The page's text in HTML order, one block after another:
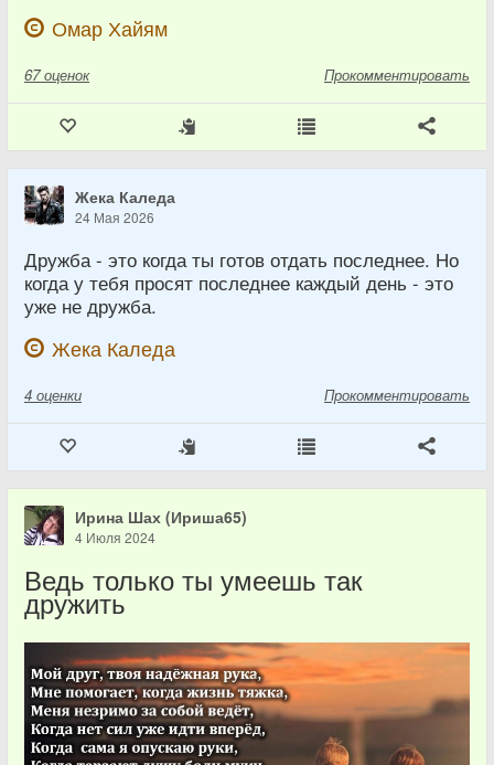
Омар Хайям
67 оценок Прокомментировать
Жека Каледа
24 Мая 2026
Дружба - это когда ты готов отдать последнее. Но
когда у тебя просят последнее каждый день - это
уже не дружба.
Жека Каледа
4 оценки Прокомментировать
Ирина Шах (Ириша65)
4 Июля 2024
Ведь только ты умеешь так
дружить